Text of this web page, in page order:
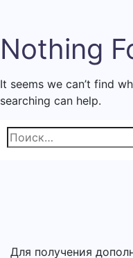
Nothing
It seems we can’t find
searching can help.
Найти:
Для получения